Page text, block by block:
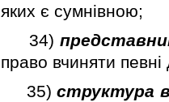
яких є сумнiвною;
34)
право вчиняти
35)структура